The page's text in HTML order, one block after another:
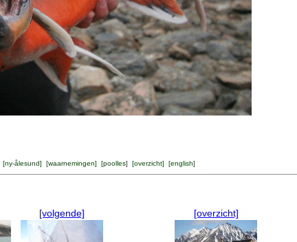
[ny-ålesund] [waarnemingen] [poolles] [overzicht] [english]
[volgende] [overzicht]